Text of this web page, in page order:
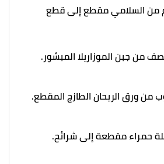
من السلامي مقطع إلى قطع
من جبن الموزاريلا المبشور.
ورق الريحان الطازج المقطع.
حمراء مقطعة إلى شرائح.